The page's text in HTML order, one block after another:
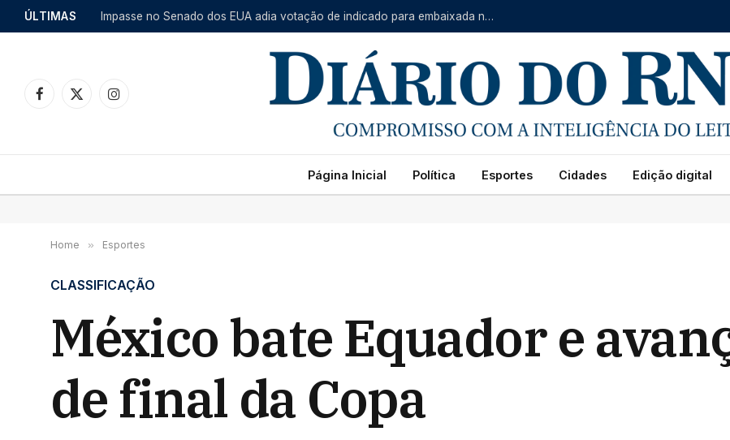
ÚLTIMAS Impasse no Senado dos EUA adia votação de indicado para embaixada no Brasil
Facebook
X
Instagram
Página Inicial Política Esportes Cidades Edição digital
Home » Esportes
CLASSIFICAÇÃO
México bate Equador e
de final da Copa